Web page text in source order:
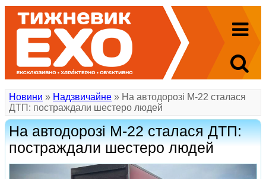
Новини » Надзвичайне » На автодорозі М-22 сталася
ДТП: постраждали шестеро людей
На автодорозі М-22 сталася ДТП:
постраждали шестеро людей